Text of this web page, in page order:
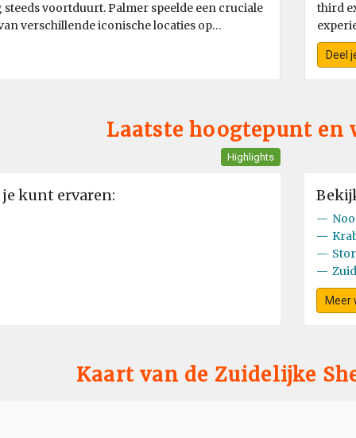
voortduurt. Palmer speelde een cruciale
verschillende iconische locaties op
tijdens een expedi
third
Deel
Laatste hoogtepunt en
Highlights
kunt ervaren:
—
—
—
—
Meer
Kaart van de Zuidelijke